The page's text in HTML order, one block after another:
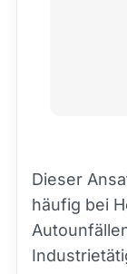
Dieser
häufig bei